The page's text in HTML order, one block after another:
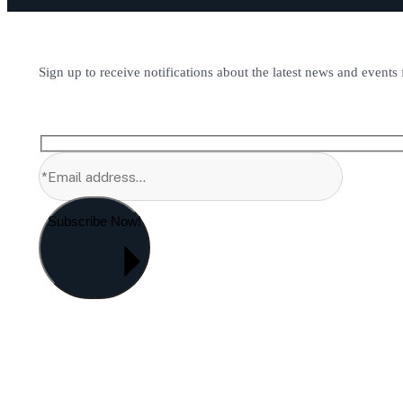
Sign up to receive notifications about the latest news and events
Subscribe Now!